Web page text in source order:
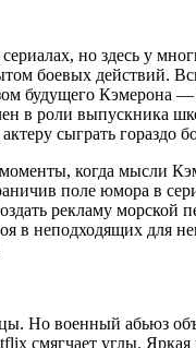
но здесь у
боевых действий.
будущего Кэмерона
в роли выпускника
сыграть гораздо
когда мысли
поле юмора в
рекламу морской
в неподходящих для
Но военный абьюз
смягчает углы.